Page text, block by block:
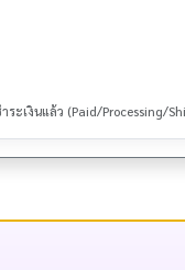
ระเงินแล้ว (Paid/Processing/